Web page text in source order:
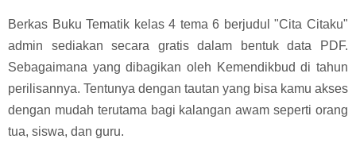
Berkas Buku Tematik kelas 4 tema 6 berjudul "Cita Citaku"
admin sediakan secara gratis dalam bentuk data PDF.
Sebagaimana yang dibagikan oleh Kemendikbud di tahun
perilisannya. Tentunya dengan tautan yang bisa kamu akses
dengan mudah terutama bagi kalangan awam seperti orang
tua, siswa, dan guru.